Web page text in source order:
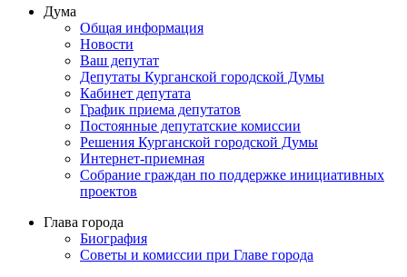
Дума
Общая информация
Новости
Ваш депутат
Депутаты Курганской городской Думы
Кабинет депутата
График приема депутатов
Постоянные депутатские комиссии
Решения Курганской городской Думы
Интернет-приемная
Собрание граждан по поддержке инициативных
проектов
Глава города
Биография
Советы и комиссии при Главе города